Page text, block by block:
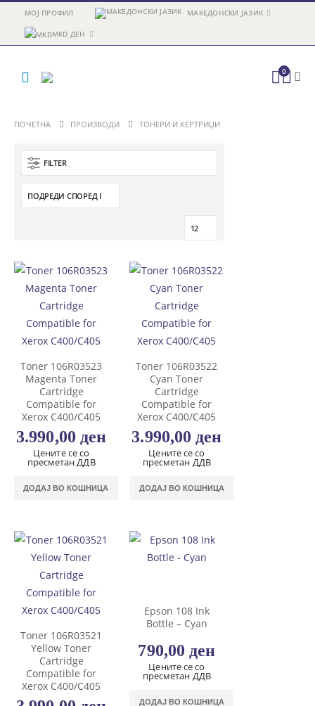
МОЈ ПРОФИЛ МАКЕДОНСКИ ЈАЗИК
MKD ДЕН
0
ПОЧЕТНА ПРОИЗВОДИ ТОНЕРИ И КЕРТРИЏИ
FILTER
Toner 106R03523
Magenta Toner
Cartridge
Compatible for
Xerox C400/C405
3.990,00 ден
Цените се со
пресметан ДДВ
ДОДАЈ ВО КОШНИЦА
Toner 106R03522
Cyan Toner
Cartridge
Compatible for
Xerox C400/C405
3.990,00 ден
Цените се со
пресметан ДДВ
ДОДАЈ ВО КОШНИЦА
Toner 106R03521
Yellow Toner
Cartridge
Compatible for
Xerox C400/C405
Epson 108 Ink
Bottle – Cyan
790,00 ден
Цените се со
пресметан ДДВ
ДОДАЈ ВО КОШНИЦА